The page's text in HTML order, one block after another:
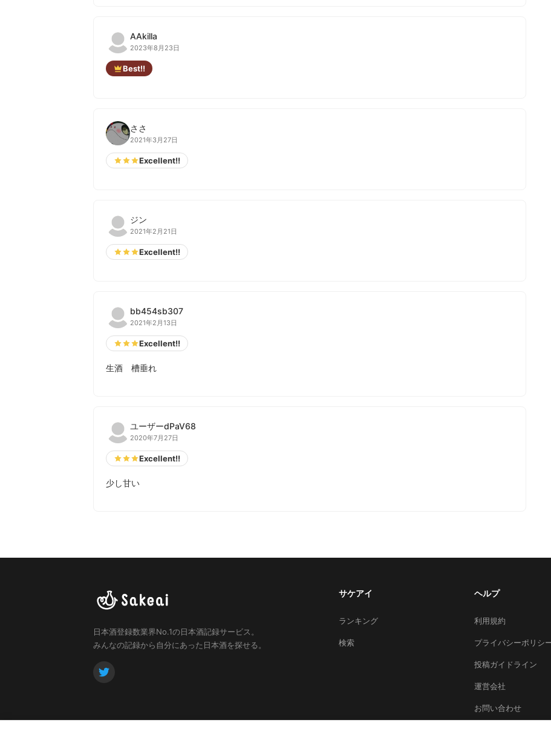
AAkilla
2023年8月23日
Best!!
ささ
2021年3月27日
Excellent!!
ジン
2021年2月21日
Excellent!!
bb454sb307
2021年2月13日
Excellent!!
生酒 槽垂れ
ユーザーdPaV68
2020年7月27日
Excellent!!
少し甘い
日本酒登録数業界No.1の日本酒記録サービス。
みんなの記録から自分にあった日本酒を探せる。
サケアイ
ランキング
検索
ヘルプ
利用規約
プライバシーポリシ
投稿ガイドライン
運営会社
お問い合わせ